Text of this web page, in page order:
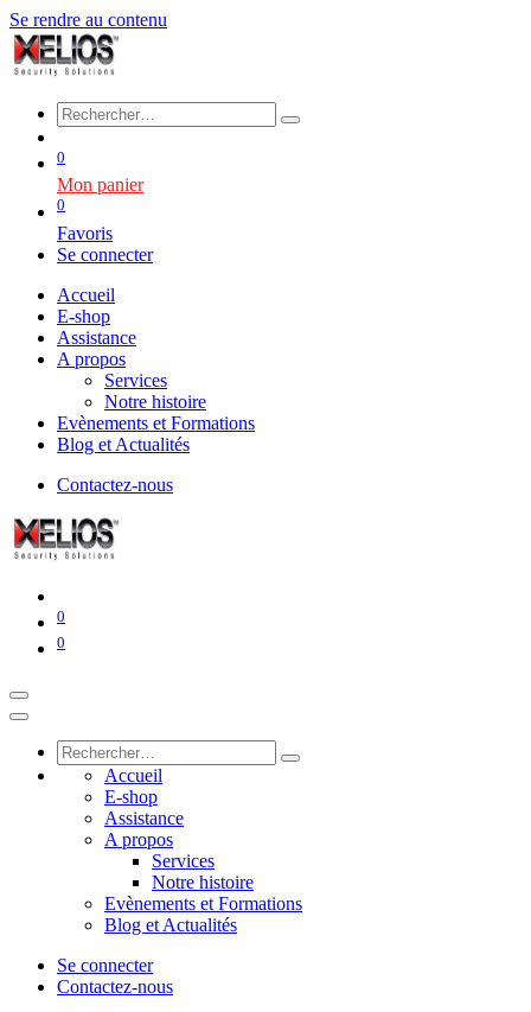
Se rendre au contenu
0
Mon panier
0
Favoris
Se connecter
Accueil
E-shop
Assistance
A propos
Services
Notre histoire
Evènements et Formations
Blog et Actualités
Contactez-nous
0
0
Accueil
E-shop
Assistance
A propos
Services
Notre histoire
Evènements et Formations
Blog et Actualités
Se connecter
Contactez-nous